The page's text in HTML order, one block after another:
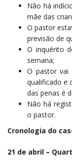
Não há
mãe das
O pastor
previsão de
O inquérito
semana;
O pastor vai
qualificado e
das penas é
Não há
o pastor.
Cronologia do
21 de abril –